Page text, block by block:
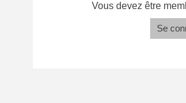
Vous devez être
Se